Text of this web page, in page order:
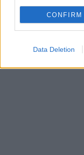
CONFIRM
Data Deletion